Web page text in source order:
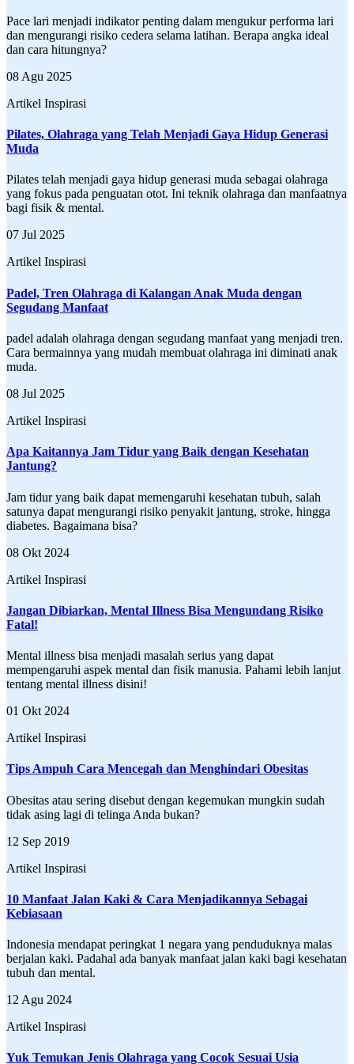
Pace lari menjadi indikator penting dalam mengukur performa lari
dan mengurangi risiko cedera selama latihan. Berapa angka ideal
dan cara hitungnya?
08 Agu 2025
Artikel Inspirasi
Pilates, Olahraga yang Telah Menjadi Gaya Hidup Generasi
Muda
Pilates telah menjadi gaya hidup generasi muda sebagai olahraga
yang fokus pada penguatan otot. Ini teknik olahraga dan manfaatnya
bagi fisik & mental.
07 Jul 2025
Artikel Inspirasi
Padel, Tren Olahraga di Kalangan Anak Muda dengan
Segudang Manfaat
padel adalah olahraga dengan segudang manfaat yang menjadi tren.
Cara bermainnya yang mudah membuat olahraga ini diminati anak
muda.
08 Jul 2025
Artikel Inspirasi
Apa Kaitannya Jam Tidur yang Baik dengan Kesehatan
Jantung?
Jam tidur yang baik dapat memengaruhi kesehatan tubuh, salah
satunya dapat mengurangi risiko penyakit jantung, stroke, hingga
diabetes. Bagaimana bisa?
08 Okt 2024
Artikel Inspirasi
Jangan Dibiarkan, Mental Illness Bisa Mengundang Risiko
Fatal!
Mental illness bisa menjadi masalah serius yang dapat
mempengaruhi aspek mental dan fisik manusia. Pahami lebih lanjut
tentang mental illness disini!
01 Okt 2024
Artikel Inspirasi
Tips Ampuh Cara Mencegah dan Menghindari Obesitas
Obesitas atau sering disebut dengan kegemukan mungkin sudah
tidak asing lagi di telinga Anda bukan?
12 Sep 2019
Artikel Inspirasi
10 Manfaat Jalan Kaki & Cara Menjadikannya Sebagai
Kebiasaan
Indonesia mendapat peringkat 1 negara yang penduduknya malas
berjalan kaki. Padahal ada banyak manfaat jalan kaki bagi kesehatan
tubuh dan mental.
12 Agu 2024
Artikel Inspirasi
Yuk Temukan Jenis Olahraga yang Cocok Sesuai Usia